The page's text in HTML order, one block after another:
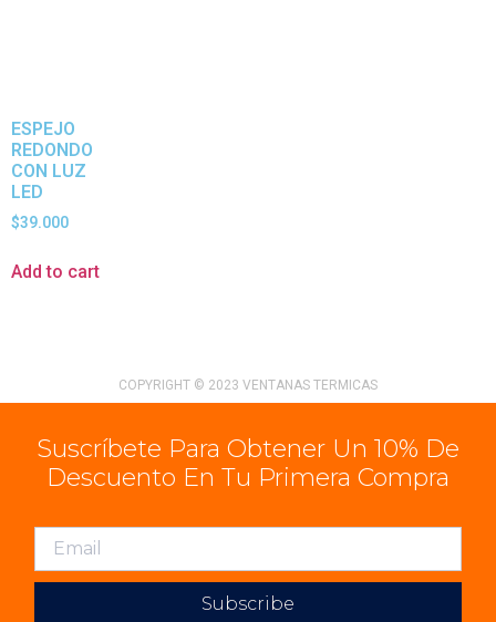
ESPEJO
REDONDO
CON LUZ
LED
$39.000
Add to cart
COPYRIGHT © 2023 VENTANAS TERMICAS
Suscríbete Para Obtener Un 10% De
Descuento En Tu Primera Compra
Subscribe